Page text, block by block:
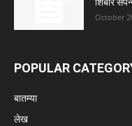
October
POPULAR
बातम्या
लेख